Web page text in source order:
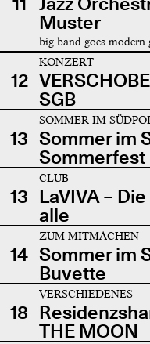
Muster
big band goes modern
12
KONZERT
SGB
13
SOMMER IM
Sommer im
Sommerfest
13
CLUB
LaVIVA –
alle
14
ZUM MITMACHEN
Sommer im
Buvette
18
VERSCHIEDENES
THE MOON